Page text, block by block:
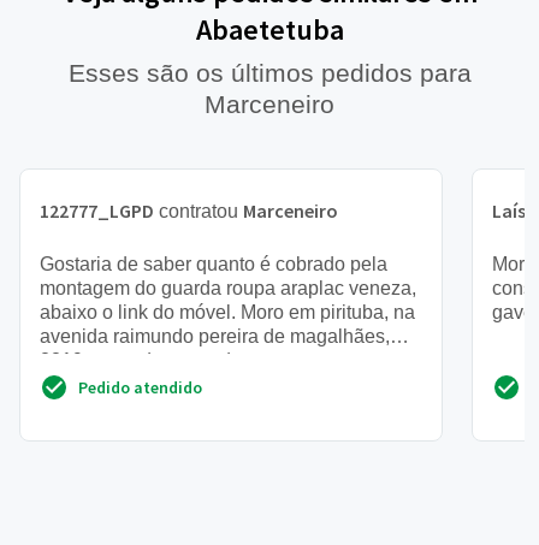
Abaetetuba
Esses são os últimos pedidos para
Marceneiro
122777_LGPD contratou Marceneiro
Gostaria de saber quanto é cobrado pela
montagem do guarda roupa araplac veneza,
abaixo o link do móvel. Moro em pirituba, na
avenida raimundo pereira de magalhães,
2219, perto da ponte d...
Pedido atendido
Laís